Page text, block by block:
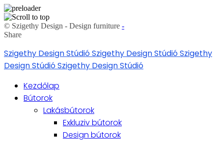
© Szigethy Design - Design furniture -
Share
Skip
to
content
Szigethy Design StúdióSzigethy Design StúdióSzigethy
Design StúdióSzigethy Design Stúdió
Kezdőlap
Bútorok
Lakásbútorok
Exkluziv bútorok
Design bútorok